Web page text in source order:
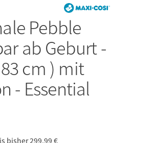
Pebble
ab Geburt -
cm ) mit
- Essential
bisher299,99 €